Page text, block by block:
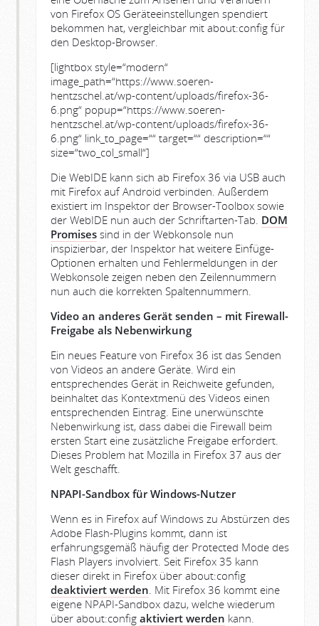
von Firefox OS Geräteeinstellungen spendiert
bekommen hat, vergleichbar mit about:config für
den Desktop-Browser.
[lightbox style=“modern“
image_path=“https://www.soeren-
hentzschel.at/wp-content/uploads/firefox-36-
6.png“ popup=“https://www.soeren-
hentzschel.at/wp-content/uploads/firefox-36-
6.png“ link_to_page=““ target=““ description=““
size=“two_col_small“]
Die WebIDE kann sich ab Firefox 36 via USB auch
mit Firefox auf Android verbinden. Außerdem
existiert im Inspektor der Browser-Toolbox sowie
der WebIDE nun auch der Schriftarten-Tab. DOM
Promises sind in der Webkonsole nun
inspizierbar, der Inspektor hat weitere Einfüge-
Optionen erhalten und Fehlermeldungen in der
Webkonsole zeigen neben den Zeilennummern
nun auch die korrekten Spaltennummern.
Video an anderes Gerät senden – mit Firewall-
Freigabe als Nebenwirkung
Ein neues Feature von Firefox 36 ist das Senden
von Videos an andere Geräte. Wird ein
entsprechendes Gerät in Reichweite gefunden,
beinhaltet das Kontextmenü des Videos einen
entsprechenden Eintrag. Eine unerwünschte
Nebenwirkung ist, dass dabei die Firewall beim
ersten Start eine zusätzliche Freigabe erfordert.
Dieses Problem hat Mozilla in Firefox 37 aus der
Welt geschafft.
NPAPI-Sandbox für Windows-Nutzer
Wenn es in Firefox auf Windows zu Abstürzen des
Adobe Flash-Plugins kommt, dann ist
erfahrungsgemäß häufig der Protected Mode des
Flash Players involviert. Seit Firefox 35 kann
dieser direkt in Firefox über about:config
deaktiviert werden. Mit Firefox 36 kommt eine
eigene NPAPI-Sandbox dazu, welche wiederum
über about:config aktiviert werden kann.